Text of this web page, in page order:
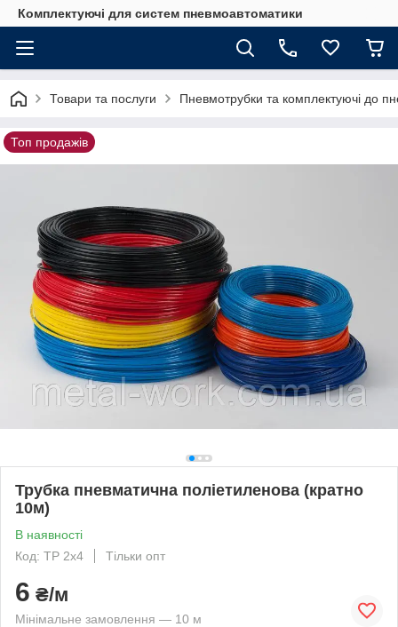
Комплектуючі для систем пневмоавтоматики
Товари та послуги Пневмотрубки та комплектуючі до
Топ продажів
Трубка пневматична поліетиленова (кратно
10м)
В наявності
Код: ТР 2x4
Тільки опт
6 ₴/м
Мінімальне замовлення — 10 м